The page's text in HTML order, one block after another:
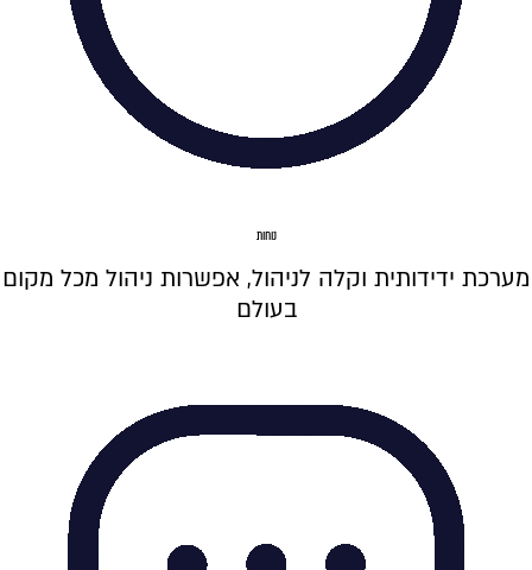
נוחות
מערכת ידידותית וקלה לניהול, אפשרות ניהול מכל מקום
בעולם